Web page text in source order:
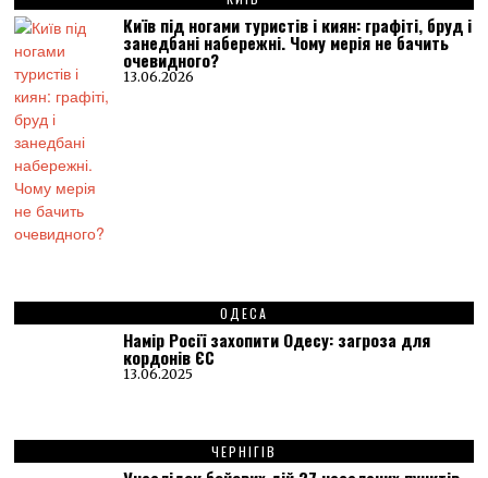
Київ під ногами туристів і киян: графіті, бруд і
занедбані набережні. Чому мерія не бачить
очевидного?
13.06.2026
ОДЕСА
Намір Росії захопити Одесу: загроза для
кордонів ЄС
13.06.2025
ЧЕРНІГІВ